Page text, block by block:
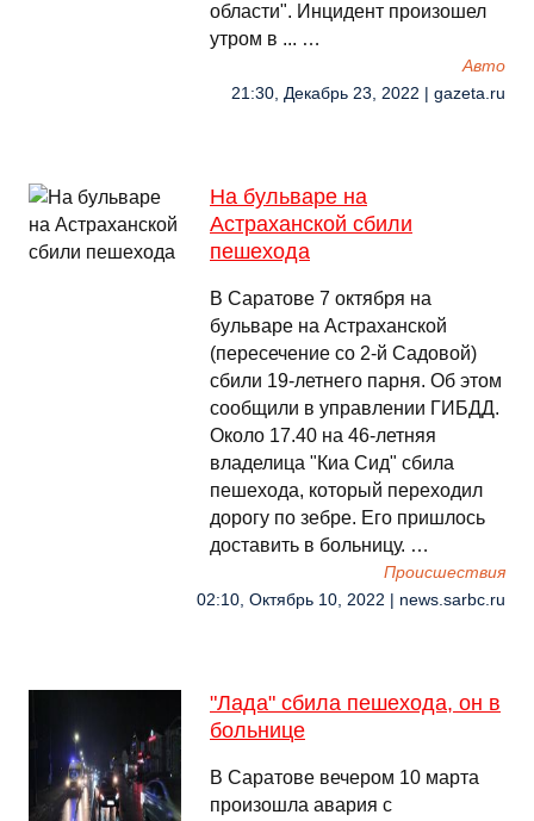
области". Инцидент произошел
утром в ... …
Авто
21:30, Декабрь 23, 2022 | gazeta.ru
На бульваре на
Астраханской сбили
пешехода
В Саратове 7 октября на
бульваре на Астраханской
(пересечение со 2-й Садовой)
сбили 19-летнего парня. Об этом
сообщили в управлении ГИБДД.
Около 17.40 на 46-летняя
владелица "Киа Сид" сбила
пешехода, который переходил
дорогу по зебре. Его пришлось
доставить в больницу. …
Происшествия
02:10, Октябрь 10, 2022 | news.sarbc.ru
"Лада" сбила пешехода, он в
больнице
В Саратове вечером 10 марта
произошла авария с